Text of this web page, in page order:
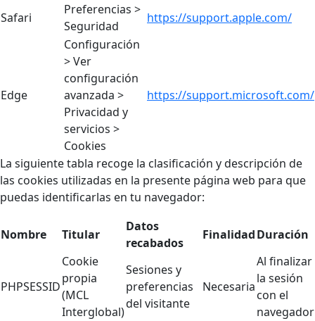
Safari
Preferencias >
Seguridad
https://support.apple.com/
Edge
Configuración
> Ver
configuración
avanzada >
Privacidad y
servicios >
Cookies
https://support.microsoft.com/
La siguiente tabla recoge la clasificación y descripción de
las cookies utilizadas en la presente página web para que
puedas identificarlas en tu navegador:
Nombre Titular
Datos
recabados
FinalidadDuración
PHPSESSID
Cookie
propia
(MCL
Interglobal)
Sesiones y
preferencias
del visitante
Necesaria
Al finalizar
la sesión
con el
navegador